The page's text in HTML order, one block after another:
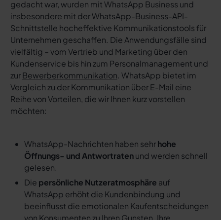
gedacht war, wurden mit WhatsApp Business und
insbesondere mit der WhatsApp-Business-API-
Schnittstelle hocheffektive Kommunikationstools für
Unternehmen geschaffen. Die Anwendungsfälle sind
vielfältig – vom Vertrieb und Marketing über den
Kundenservice bis hin zum Personalmanagement und
zurBewerberkommunikation. WhatsApp bietet im
Vergleich zu der Kommunikation über E-Mail eine
Reihe von Vorteilen, die wir Ihnen kurz vorstellen
möchten:
WhatsApp-Nachrichten haben sehrhohe
Öffnungs- und Antwortratenund werden schnell
gelesen.
Die persönliche Nutzeratmosphäre auf
WhatsApp erhöht die Kundenbindung und
beeinflusst die emotionalen Kaufentscheidungen